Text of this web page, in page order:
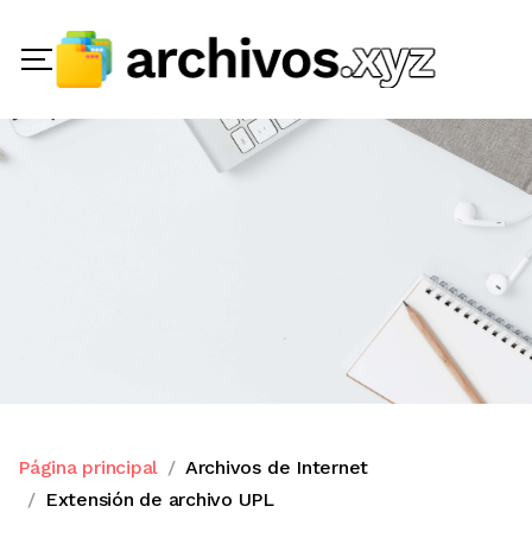
Página principal
Archivos de Internet
Extensión de archivo UPL